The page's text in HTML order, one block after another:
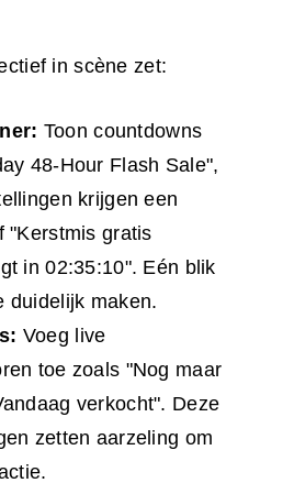
in scène zet:
: Toon countdowns
48-Hour Flash Sale",
krijgen een
"Kerstmis gratis
in 02:35:10". Eén blik
duidelijk maken.
Voeg live
toe zoals "Nog maar
verkocht". Deze
zetten aarzeling om